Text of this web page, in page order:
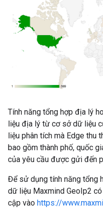
Tính năng tổng hợp địa lý
liệu địa lý từ cơ sở dữ liệu
liệu phân tích mà Edge thu
bao gồm thành phố, quốc
của yêu cầu được gửi đến
Để sử dụng tính năng tổng
dữ liệu Maxmind GeoIp2
cập vào https://